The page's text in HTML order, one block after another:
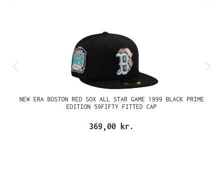
NEW ERA BOSTON RED SOX ALL STAR GAME 1999 BLACK PRIME
EDITION 59FIFTY FITTED CAP
369,00 kr.